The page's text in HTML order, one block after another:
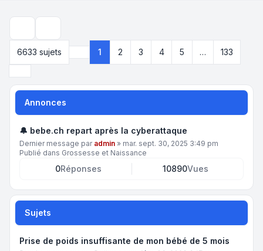
6633 sujets
Page 1 sur133
1 2 3 4 5 …
133
Annonces
🔔 bebe.ch repart après la cyberattaque
Dernier message par admin » mar. sept. 30, 2025 3:49 pm
Publié dans Grossesse et Naissance
0Réponses 10890Vues
Sujets
Prise de poids insuffisante de mon bébé de 5 mois